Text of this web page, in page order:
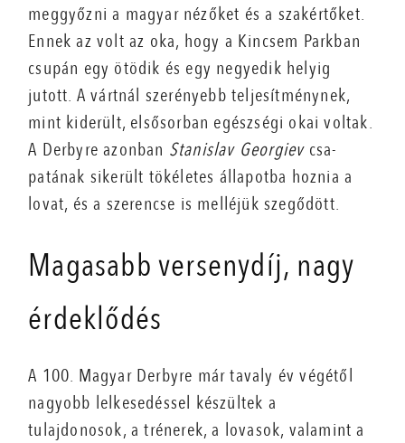
meggyőzni a magyar nézőket és a szakértőket.
Ennek az volt az oka, hogy a Kincsem Parkban
csupán egy ötödik és egy negyedik helyig
jutott. A vártnál szerényebb teljesítménynek,
mint kiderült, elsősorban egészségi okai voltak.
A Derbyre azonban Stanislav Georgievcsa­
patának sikerült tökéletes állapotba hoznia a
lovat, és a szerencse is melléjük szegődött.
Magasabb versenydíj, nagy
érdeklődés
A 100. Magyar Derbyre már tavaly év végétől
nagyobb lelkesedéssel készültek a
tulajdonosok, a trénerek, a lovasok, valamint a